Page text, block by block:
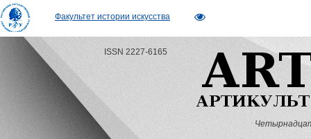
Факультет истории искусства
ISSN 2227-6165